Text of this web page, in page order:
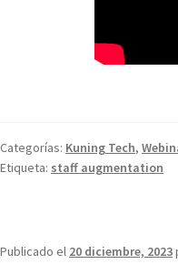
Categorías: Kuning Tech,
Etiqueta: staff augmentation
Publicado el 20 diciembre, 2023